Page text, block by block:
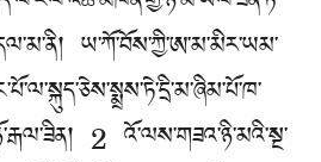
ཡ་ཀོ་བོས་ཀྱི་ཨ་མ་མིར་ཡམ་
2 འོ་ལས་གཟའ་ཉི་མའི་སྔ་